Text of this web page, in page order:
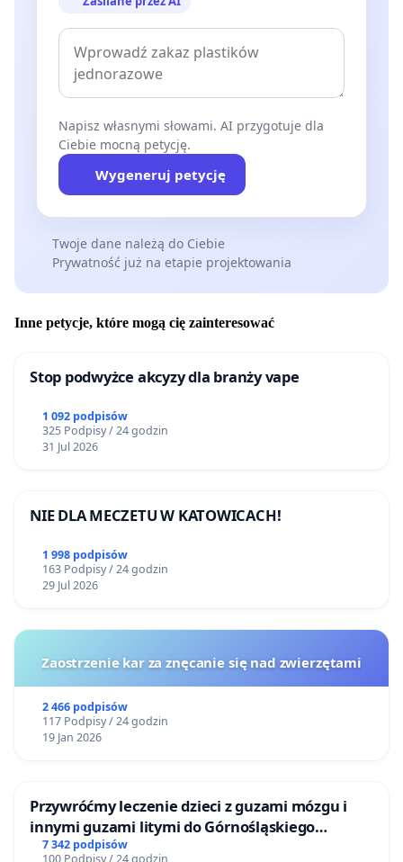
Napisz własnymi słowami. AI przygotuje dla
Ciebie mocną petycję.
Wygeneruj petycję
Twoje dane należą do Ciebie
Prywatność już na etapie projektowania
Inne petycje, które mogą cię zainteresować
Stop podwyżce akcyzy dla branży vape
1 092 podpisów
325 Podpisy / 24 godzin
31 Jul 2026
NIE DLA MECZETU W KATOWICACH!
1 998 podpisów
163 Podpisy / 24 godzin
29 Jul 2026
Zaostrzenie kar za znęcanie się nad zwierzętami
2 466 podpisów
117 Podpisy / 24 godzin
19 Jan 2026
Przywróćmy leczenie dzieci z guzami mózgu i
innymi guzami litymi do Górnośląskiego
Centrum Zdrowia Dziecka w Katowicach
7 342 podpisów